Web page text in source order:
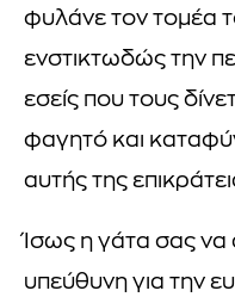
φυλάνε τον τομέα
ενστικτωδώς την
εσείς που τους
φαγητό και
αυτής της
Ίσως η γάτα σας να
υπεύθυνη για την